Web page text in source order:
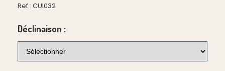
Ref : CUI032
Déclinaison :